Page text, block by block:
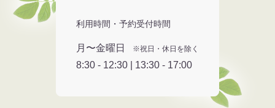
利用時間・予約受付時間
月〜金曜日 ※祝日・休日を除く
8:30 - 12:30 | 13:30 - 17:00